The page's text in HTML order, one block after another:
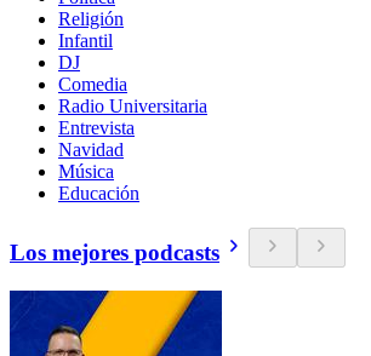
Religión
Infantil
DJ
Comedia
Radio Universitaria
Entrevista
Navidad
Música
Educación
Los mejores podcasts